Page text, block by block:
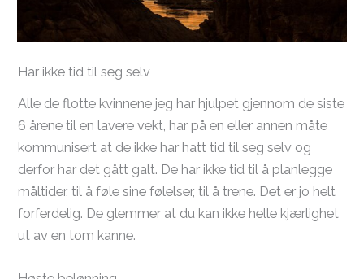
Har ikke tid til seg selv
Alle de flotte kvinnene jeg har hjulpet gjennom de siste
6 årene til en lavere vekt, har på en eller annen måte
kommunisert at de ikke har hatt tid til seg selv og
derfor har det gått galt. De har ikke tid til å planlegge
måltider, til å føle sine følelser, til å trene. Det er jo helt
forferdelig. De glemmer at du kan ikke helle kjærlighet
ut av en tom kanne.